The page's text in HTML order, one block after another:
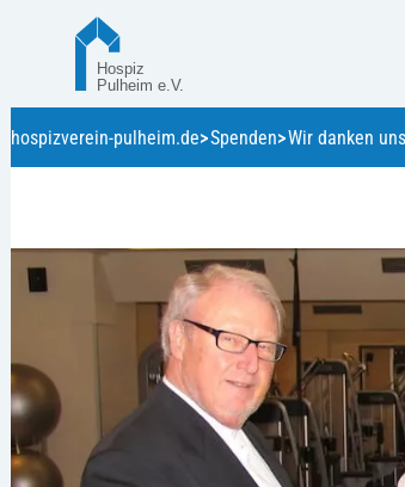
hospizverein-pulheim.de Spenden Wir danken